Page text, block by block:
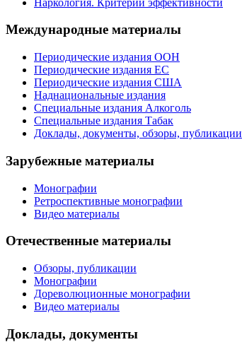
Международные материалы
Периодические издания ООН
Периодические издания ЕС
Периодические издания США
Наднациональные издания
Специальные издания Алкоголь
Специальные издания Табак
Доклады, документы, обзоры, публикации
Зарубежные материалы
Монографии
Ретроспективные монографии
Видео материалы
Отечественные материалы
Обзоры, публикации
Монографии
Дореволюционные монографии
Видео материалы
Доклады, документы